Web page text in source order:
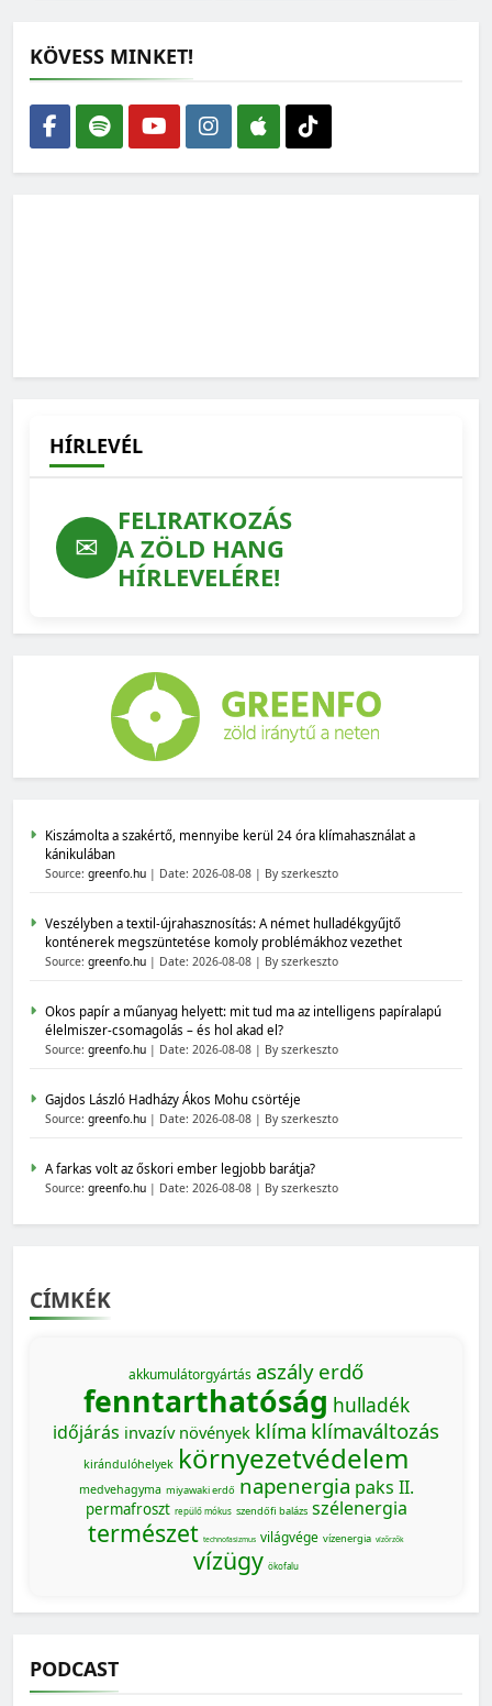
Épüljenek szélerőművek – de ne bárhová
2026-08-05
KÖVESS MINKET!
HÍRLEVÉL
✉
FELIRATKOZÁS
A ZÖLD HANG
HÍRLEVELÉRE!
Kiszámolta a szakértő, mennyibe kerül 24 óra klímahasználat a
kánikulában
Source: greenfo.hu Date: 2026-08-08 By szerkeszto
Veszélyben a textil-újrahasznosítás: A német hulladékgyűjtő
konténerek megszüntetése komoly problémákhoz vezethet
Source: greenfo.hu Date: 2026-08-08 By szerkeszto
Okos papír a műanyag helyett: mit tud ma az intelligens papíralapú
élelmiszer-csomagolás – és hol akad el?
Source: greenfo.hu Date: 2026-08-08 By szerkeszto
Gajdos László Hadházy Ákos Mohu csörtéje
Source: greenfo.hu Date: 2026-08-08 By szerkeszto
A farkas volt az őskori ember legjobb barátja?
Source: greenfo.hu Date: 2026-08-08 By szerkeszto
CÍMKÉK
akkumulátorgyártás aszály erdő
fenntarthatóság hulladék
időjárás invazív növények klíma klímaváltozás
kirándulóhelyek környezetvédelem
medvehagyma miyawaki erdő napenergia paks II.
permafroszt repülő mókus szendőfi balázs szélenergia
természet technofasizmus világvége vízenergia vízőrzők
vízügy ökofalu
PODCAST